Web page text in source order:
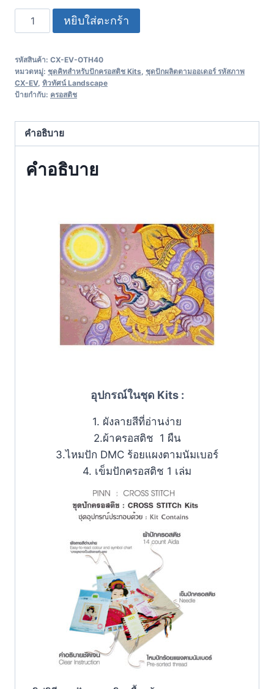
หยิบใส่ตะกร้า
รหัสสินค้า: CX-EV-OTH40
หมวดหมู่: ชุดคิทสำหรับปักครอสติช Kits ชุดปักผลิตตามออเดอร์ รหัสภาพ
CX-EV, ทิวทัศน์ Landscape
ป้ายกำกับ: ครอสติช
คำอธิบาย
คำอธิบาย
อุปกรณ์ในชุด Kits :
1. ผังลายสีที่อ่านง่าย
2.ผ้าครอสติช 1 ผืน
3.ไหมปัก DMC ร้อยแผงตามนัมเบอร์
4. เข็มปักครอสติช 1 เล่ม